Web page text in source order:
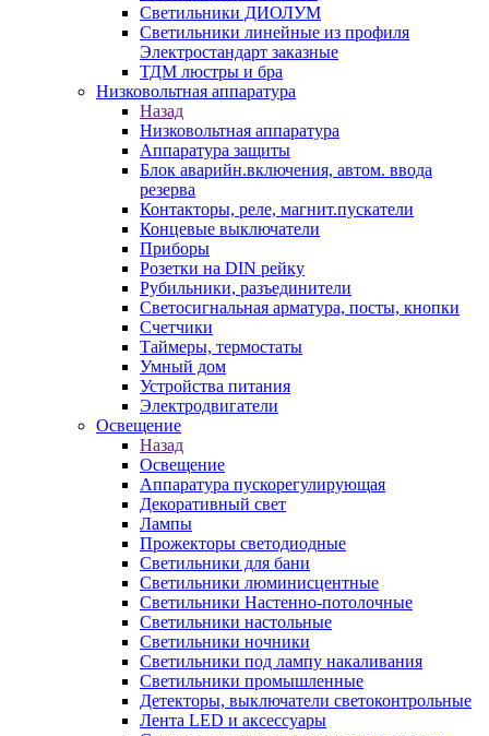
Светильники ДИОЛУМ
Светильники линейные из профиля
Электростандарт заказные
ТДМ люстры и бра
Низковольтная аппаратура
Назад
Низковольтная аппаратура
Аппаратура защиты
Блок аварийн.включения, автом. ввода
резерва
Контакторы, реле, магнит.пускатели
Концевые выключатели
Приборы
Розетки на DIN рейку
Рубильники, разъединители
Светосигнальная арматура, посты, кнопки
Счетчики
Таймеры, термостаты
Умный дом
Устройства питания
Электродвигатели
Освещение
Назад
Освещение
Аппаратура пускорегулирующая
Декоративный свет
Лампы
Прожекторы светодиодные
Светильники для бани
Светильники люминисцентные
Светильники Настенно-потолочные
Светильники настольные
Светильники ночники
Светильники под лампу накаливания
Светильники промышленные
Детекторы, выключатели светоконтрольные
Лента LED и аксессуары